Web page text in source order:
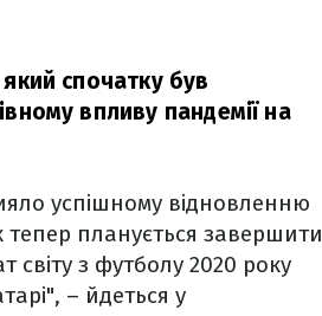
спочатку був
впливу пандемії на
успішному відновленню
тепер планується завершити
світу з футболу 2020 року
– йдеться у